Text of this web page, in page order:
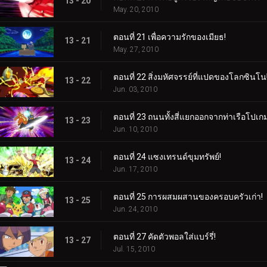
May. 20, 2010
13 - 21 ตอนที่ 21 เพื่อความรักของเมียธ!
May. 27, 2010
13 - 22 ตอนที่ 22 สิ่งมหัศจรรย์ที่แปดของโลกซินโน!
Jun. 03, 2010
13 - 23 ตอนที่ 23 ถนนทั้งสี่แยกออกจากท่าเรือโปเก
Jun. 10, 2010
13 - 24 ตอนที่ 24 แซงเทรนด์ขุมทรัพย์!
Jun. 17, 2010
13 - 25 ตอนที่ 25 การผสมผสานของครอบครัวเก่า!
Jun. 24, 2010
13 - 27 ตอนที่ 27 คัดตัวพอลใส่แบร์รี่!
Jul. 15, 2010